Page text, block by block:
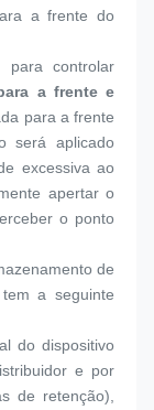
a frente do
para controlar
a frente e
para a frente
será aplicado
excessiva ao
apertar o
o ponto
de
a seguinte
do dispositivo
e por
de retenção),